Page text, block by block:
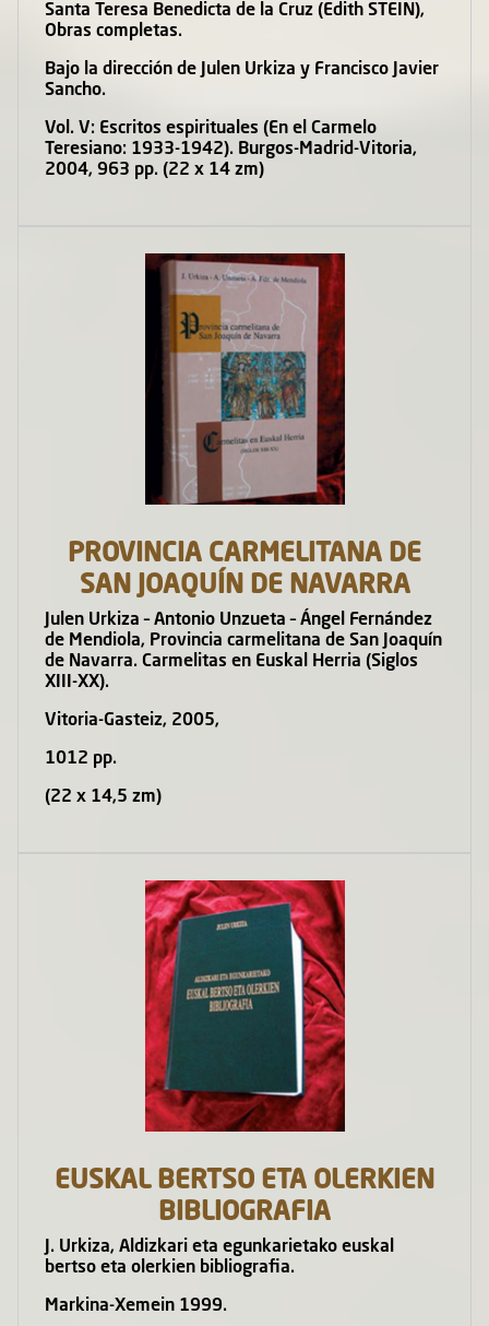
Santa Teresa Benedicta de la Cruz (Edith STEIN),
Obras completas.
Bajo la dirección de Julen Urkiza y Francisco Javier
Sancho.
Vol. V: Escritos espirituales (En el Carmelo
Teresiano: 1933-1942). Burgos-Madrid-Vitoria,
2004, 963 pp. (22 x 14 zm)
PROVINCIA CARMELITANA DE
SAN JOAQUÍN DE NAVARRA
Julen Urkiza – Antonio Unzueta – Ángel Fernández
de Mendiola, Provincia carmelitana de San Joaquín
de Navarra. Carmelitas en Euskal Herria (Siglos
XIII-XX).
Vitoria-Gasteiz, 2005,
1012 pp.
(22 x 14,5 zm)
EUSKAL BERTSO ETA OLERKIEN
BIBLIOGRAFIA
J. Urkiza, Aldizkari eta egunkarietako euskal
bertso eta olerkien bibliografia.
Markina-Xemein 1999.